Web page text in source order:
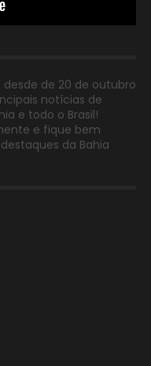
desde de 20 de outubro
notícias de
e todo o Brasil!
e fique bem
destaques da Bahia